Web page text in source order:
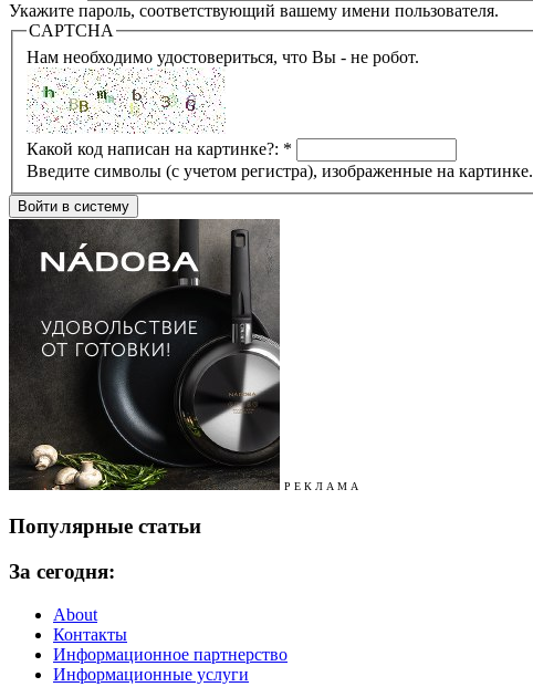
Укажите пароль, соответствующий вашему имени пользователя.
CAPTCHA
Нам необходимо удостовериться, что Вы - не робот.
Какой код написан на картинке?: *
Введите символы (с учетом регистра), изображенные на картинке.
Р Е К Л А М А
Популярные статьи
За сегодня:
About
Контакты
Информационное партнерство
Информационные услуги